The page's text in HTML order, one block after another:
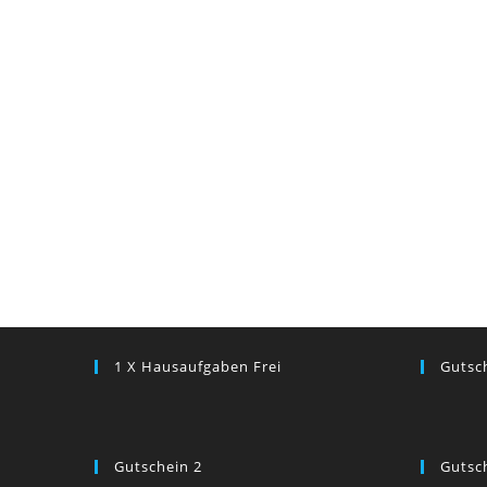
1 X Hausaufgaben Frei
Gutschein 2